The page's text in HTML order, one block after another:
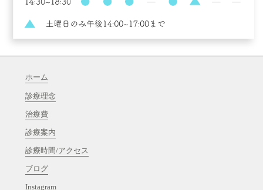
ホーム
診療理念
治療費
診療案内
診療時間/アクセス
ブログ
Instagram